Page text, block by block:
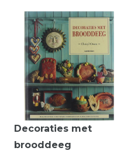
Decoraties met
brooddeeg